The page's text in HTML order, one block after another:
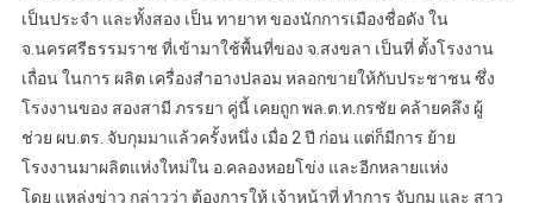
เป็นประจำ และทั้งสอง เป็น ทายาท ของนักการเมืองชื่อดัง ใน
จ.นครศรีธรรมราช ที่เข้ามาใช้พื้นที่ของ จ.สงขลา เป็นที่ ตั้งโรงงาน
เถื่อน ในการ ผลิต เครื่องสำอางปลอม หลอกขายให้กับประชาชน ซึ่ง
โรงงานของ สองสามี ภรรยา คู่นี้ เคยถูก พล.ต.ท.กรชัย คล้ายคลึง ผู้
ช่วย ผบ.ตร. จับกุมมาแล้วครั้งหนึ่ง เมื่อ 2 ปี ก่อน แต่ก็มีการ ย้าย
โรงงานมาผลิตแห่งใหม่ใน อ.คลองหอยโข่ง และอีกหลายแห่ง
โดย แหล่งข่าว กล่าวว่า ต้องการให้ เจ้าหน้าที่ ทำการ จับกุม และ สาว